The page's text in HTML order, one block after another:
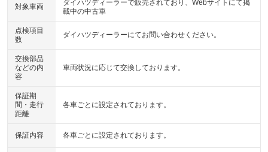
対象車両
ダイハツディーラーで販売されており、Webサイトにて掲
載中の中古車
点検項目
数
ダイハツディーラーにてお問い合わせください。
交換部品
などの内
容
車両状況に応じて交換しております。
保証期
間・走行
距離
各車ごとに設定されております。
保証内容 各車ごとに設定されております。